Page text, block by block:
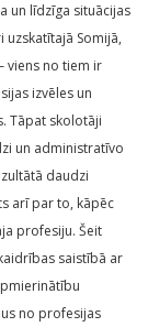
un līdzīga situācijas
Somijā,
viens no tiem ir
izvēles un
Tāpat skolotāji
un administratīvo
daudzi
arī par to, kāpēc
profesiju. Šeit
saistībā ar
no profesijas